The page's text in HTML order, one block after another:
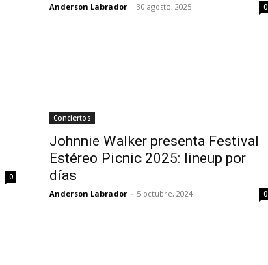
Anderson Labrador - 30 agosto, 2025 0
0
Conciertos
Johnnie Walker presenta Festival
Estéreo Picnic 2025: lineup por
días
Anderson Labrador - 5 octubre, 2024 0